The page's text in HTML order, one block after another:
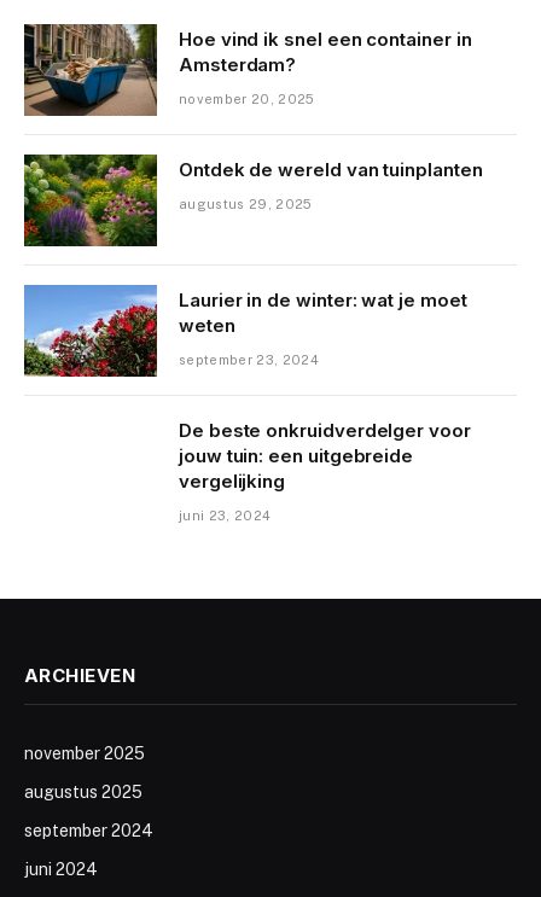
Hoe vind ik snel een container in
Amsterdam?
november 20, 2025
Ontdek de wereld van tuinplanten
augustus 29, 2025
Laurier in de winter: wat je moet
weten
september 23, 2024
De beste onkruidverdelger voor
jouw tuin: een uitgebreide
vergelijking
juni 23, 2024
ARCHIEVEN
november 2025
augustus 2025
september 2024
juni 2024